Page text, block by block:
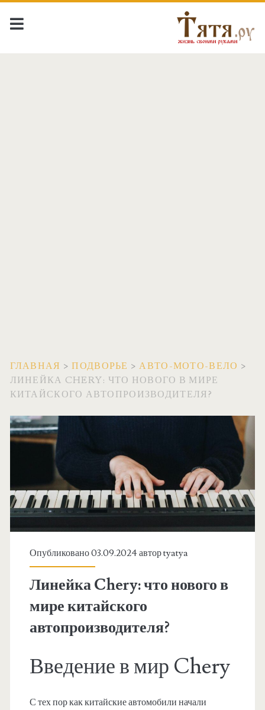
ГЛАВНАЯ >ПОДВОРЬЕ >АВТО-МОТО-ВЕЛО >
ЛИНЕЙКА CHERY: ЧТО НОВОГО В МИРЕ
КИТАЙСКОГО АВТОПРОИЗВОДИТЕЛЯ?
Опубликовано 03.09.2024 авторtyatya
Линейка Chery: что нового в
мире китайского
автопроизводителя?
Введение в мир Chery
С тех пор как китайские автомобили начали